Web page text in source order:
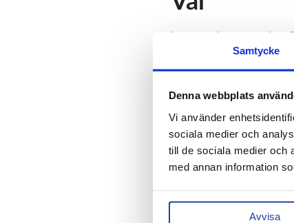
Samtycke
Denna webbplats
Vi använder
sociala medier och
till de sociala medier och
med annan information
Avvisa
I stora drag var det
att hantera alla
sak som Xledger
eller smidiga
Lösning
Vi har en 100%
rätt plats.